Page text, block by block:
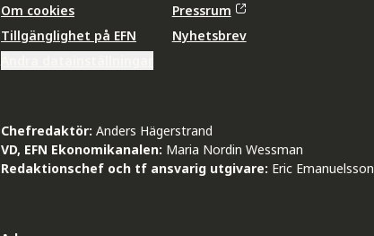
Om cookies
Tillgänglighet på EFN
Pressrum
Nyhetsbrev
Chefredaktör: Anders Hägerstrand
VD, EFN Ekonomikanalen: Maria Nordin Wessman
Redaktionschef och tf ansvarig utgivare: Eric Emanuelsson